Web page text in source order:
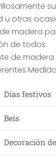
u otras
madera
de todos.
de
Días festivos
Beis
Decoración